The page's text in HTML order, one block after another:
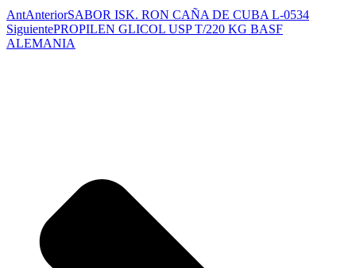
AntAnteriorSABOR ISK. RON CAÑA DE CUBA L-0534
SiguientePROPILEN GLICOL USP T/220 KG BASF
ALEMANIA